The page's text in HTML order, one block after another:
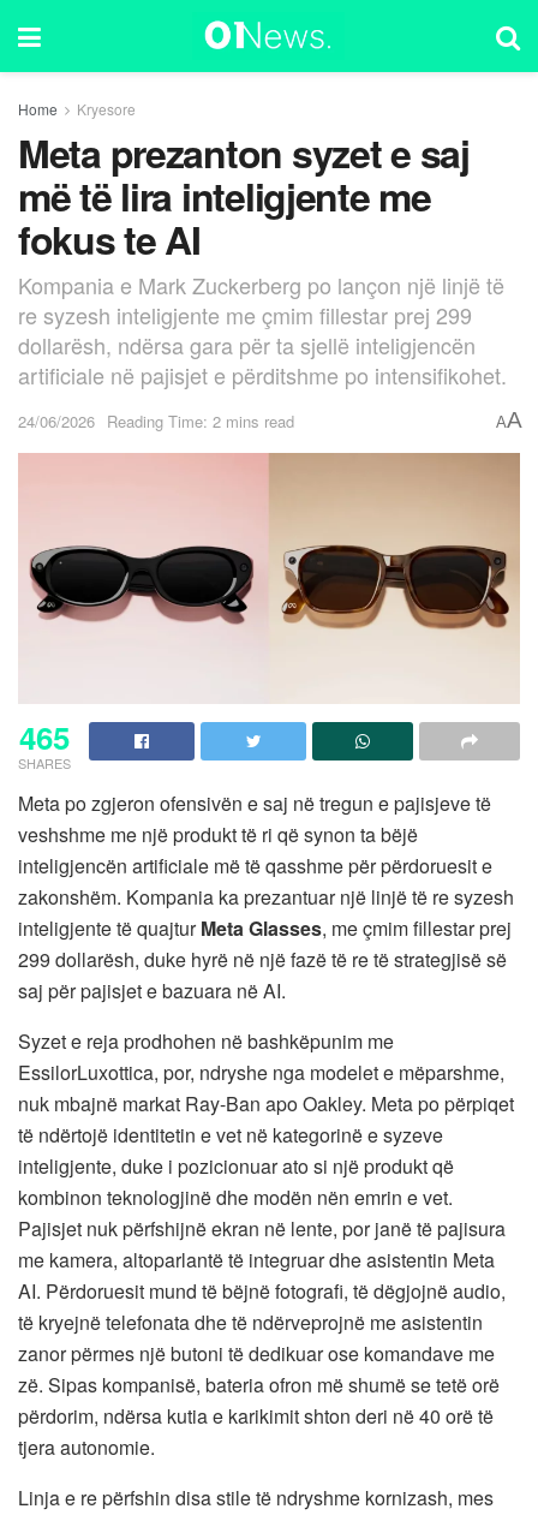
Home Kryesore
Meta prezanton syzet e saj
më të lira inteligjente me
fokus te AI
Kompania e Mark Zuckerberg po lançon një linjë të
re syzesh inteligjente me çmim fillestar prej 299
dollarësh, ndërsa gara për ta sjellë inteligjencën
artificiale në pajisjet e përditshme po intensifikohet.
24/06/2026 Reading Time: 2 mins read AA
465
SHARES
Meta po zgjeron ofensivën e saj në tregun e pajisjeve të
veshshme me një produkt të ri që synon ta bëjë
inteligjencën artificiale më të qasshme për përdoruesit e
zakonshëm. Kompania ka prezantuar një linjë të re syzesh
inteligjente të quajturMeta Glasses, me çmim fillestar prej
299 dollarësh, duke hyrë në një fazë të re të strategjisë së
saj për pajisjet e bazuara në AI.
Syzet e reja prodhohen në bashkëpunim me
EssilorLuxottica, por, ndryshe nga modelet e mëparshme,
nuk mbajnë markat Ray-Ban apo Oakley. Meta po përpiqet
të ndërtojë identitetin e vet në kategorinë e syzeve
inteligjente, duke i pozicionuar ato si një produkt që
kombinon teknologjinë dhe modën nën emrin e vet.
Pajisjet nuk përfshijnë ekran në lente, por janë të pajisura
me kamera, altoparlantë të integruar dhe asistentin Meta
AI. Përdoruesit mund të bëjnë fotografi, të dëgjojnë audio,
të kryejnë telefonata dhe të ndërveprojnë me asistentin
zanor përmes një butoni të dedikuar ose komandave me
zë. Sipas kompanisë, bateria ofron më shumë se tetë orë
përdorim, ndërsa kutia e karikimit shton deri në 40 orë të
tjera autonomie.
Linja e re përfshin disa stile të ndryshme kornizash, mes